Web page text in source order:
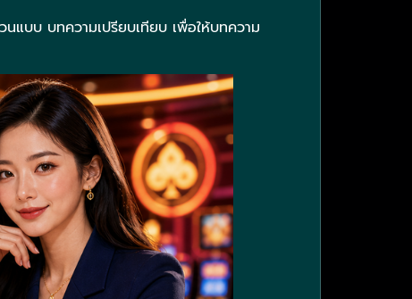
นแบบ บทความเปรียบเทียบ เพื่อให้บทความ